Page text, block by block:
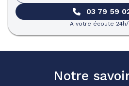
03 79 59
A votre écoute 24h/
Notre